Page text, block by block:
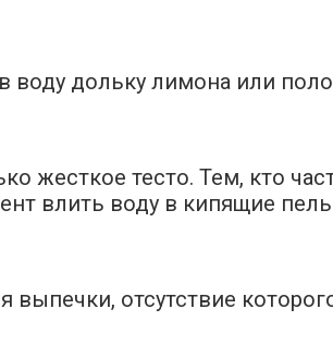
воду дольку лимона или
тесто. Тем, кто
влить воду в кипящие
отсутствие